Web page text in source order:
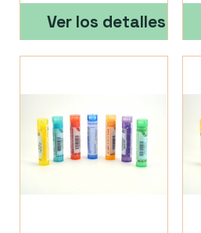
Ver los detalles